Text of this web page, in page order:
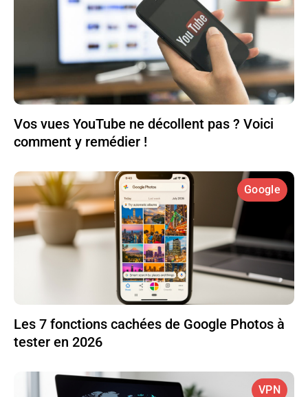
Vos vues YouTube ne décollent pas ? Voici
comment y remédier !
Google
Les 7 fonctions cachées de Google Photos à
tester en 2026
VPN